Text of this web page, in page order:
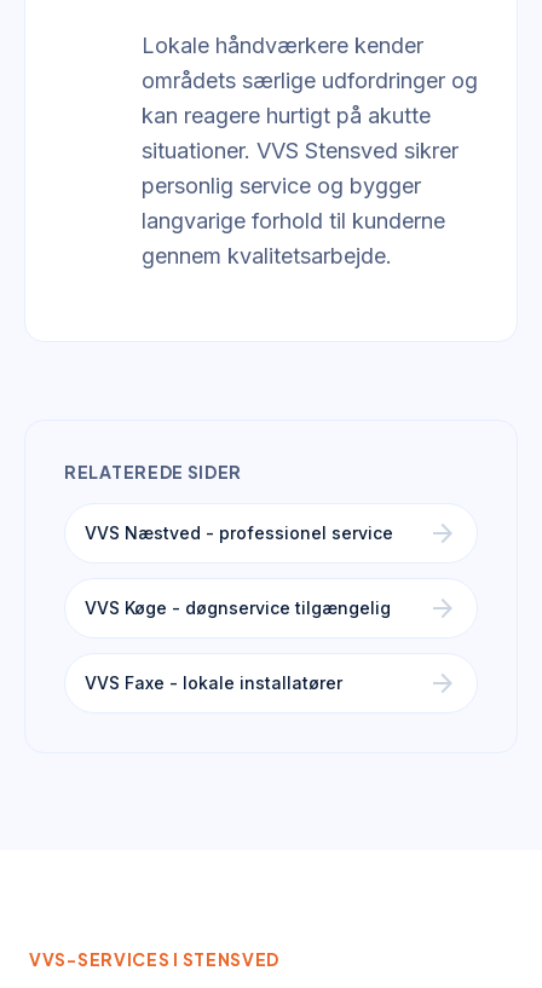
Lokale håndværkere kender
områdets særlige udfordringer og
kan reagere hurtigt på akutte
situationer. VVS Stensved sikrer
personlig service og bygger
langvarige forhold til kunderne
gennem kvalitetsarbejde.
RELATEREDE SIDER
VVS Næstved - professionel service arrow_forward
VVS Køge - døgnservice tilgængelig arrow_forward
VVS Faxe - lokale installatører arrow_forward
VVS-SERVICES I STENSVED